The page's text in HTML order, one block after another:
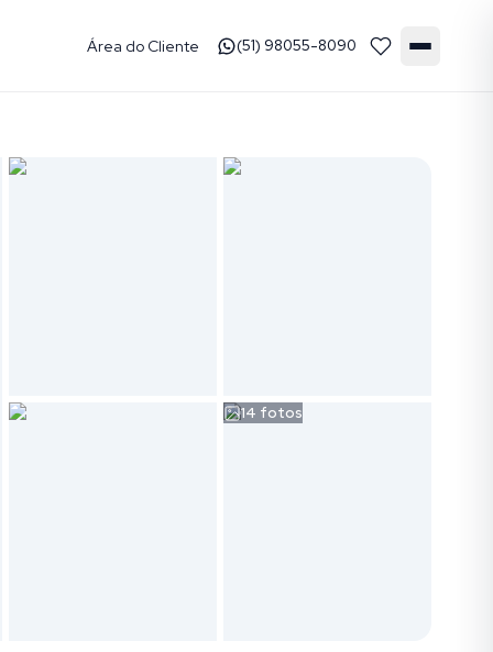
Área do Cliente (51) 98055-8090
14 fotos